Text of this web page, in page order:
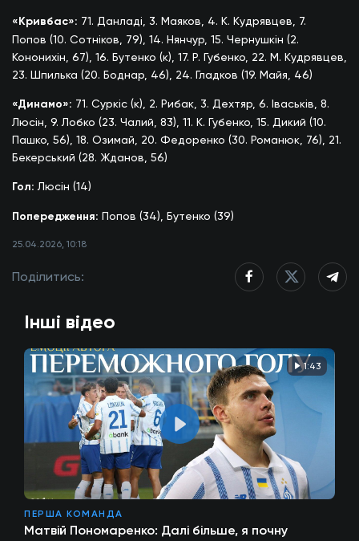
«Кривбас»: 71. Данладі, 3. Маяков, 4. К. Кудрявцев, 7.
Попов (10. Сотніков, 79), 14. Нянчур, 15. Чернушкін (2.
Кононихін, 67), 16. Бутенко (к), 17. Р. Губенко, ​​22. М. Кудрявцев,
23. Шпилька (20. Боднар, 46), 24. Гладков (19. Майя, 46)
«Динамо»: 71. Суркіс (к), 2. Рибак, 3. Дехтяр, 6. Іваськів, 8.
Люсін, 9. Лобко (23. Чалий, 83), 11. К. Губенко, 15. Дикий (10.
Пашко, 56), ​​18. Озимай, 20. Федоренко (30. Романюк, 76), 21.
Бекерський (28. Жданов, 56)
Гол: Люсін (14)
Попередження: Попов (34), Бутенко (39)
25.04.2026, 10:18
Поділитись:
Інші відео
1:43
ПЕРША КОМАНДА
Матвій Пономаренко: Далі більше, я почну